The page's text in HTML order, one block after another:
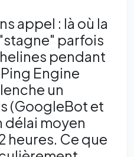
appel : là où la
parfois
pendant
Engine
un
(GoogleBot et
délai moyen
heures. Ce que